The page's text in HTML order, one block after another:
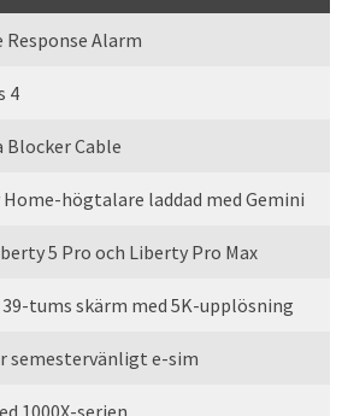
Response Alarm
4
Blocker Cable
högtalare laddad med Gemini
5 Pro och Liberty Pro Max
tums skärm med 5K-upplösning
semestervänligt e-sim
1000X-serien